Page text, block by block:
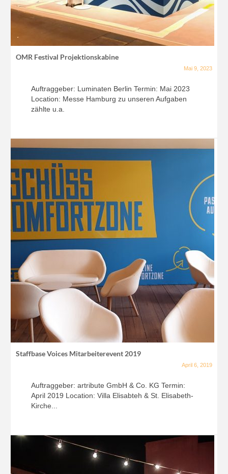
OMR Festival Projektionskabine
Mai 9, 2023
Auftraggeber: Luminaten Berlin Termin: Mai 2023
Location: Messe Hamburg zu unseren Aufgaben
zählte u.a.
Staffbase Voices Mitarbeiterevent 2019
April 6, 2019
Auftraggeber: artribute GmbH & Co. KG Termin:
April 2019 Location: Villa Elisabteh & St. Elisabeth-
Kirche...